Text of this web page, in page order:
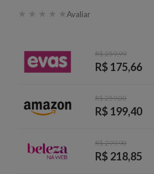
★ ★ ★ ★ ★Avaliar
R$ 259,99
R$ 175,66
R$ 259,00
R$ 199,40
R$ 299,90
R$ 218,85